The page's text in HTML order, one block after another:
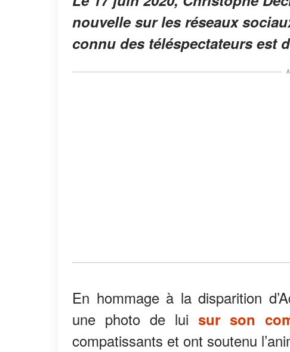
nouvelle sur les réseaux
connu des téléspectateurs est
En hommage à la disparition
une photo de lui sur son
compatissants et ont soutenu